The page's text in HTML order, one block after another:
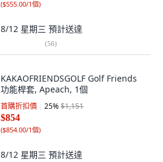
($555.00/1個)
8/12 星期三 預計送達
(56)
KAKAOFRIENDSGOLF Golf Friends
功能桿套, Apeach, 1個
首購折扣價 25%$1,151
$854
($854.00/1個)
8/12 星期三 預計送達